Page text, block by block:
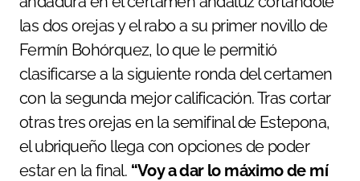
las dos orejas y el rabo a su primer novillo de
Fermín Bohórquez, lo que le permitió
clasificarse a la siguiente ronda del certamen
con la segunda mejor calificación. Tras cortar
otras tres orejas en la semifinal de Estepona,
el ubriqueño llega con opciones de poder
estar en la final. “Voy a dar lo máximo de mí